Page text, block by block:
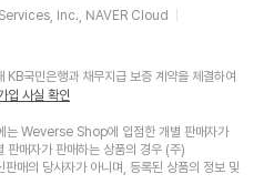
Inc., NAVER Cloud
KB국민은행과 채무지급 보증 계약을 체결하여
입 사실 확인
Weverse Shop에 입점한 개별 판매자가
판매자가 판매하는 상품의 경우 (주)
매의 당사자가 아니며, 등록된 상품의 정보 및